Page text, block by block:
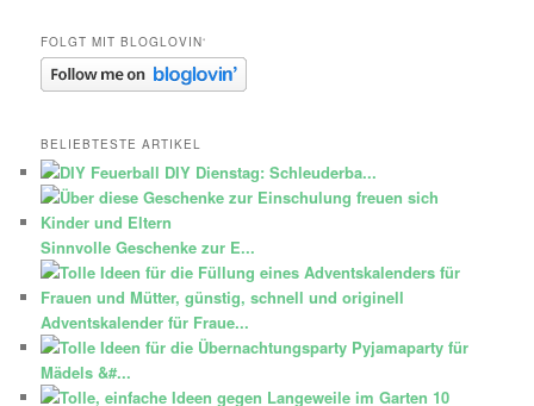
FOLGT MIT BLOGLOVIN‘
BELIEBTESTE ARTIKEL
DIY Dienstag: Schleuderba...
Sinnvolle Geschenke zur E...
Adventskalender für Fraue...
Pyjamaparty für
Mädels &#...
10